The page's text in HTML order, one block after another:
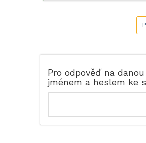
Pro odpověď na
jménem a heslem ke